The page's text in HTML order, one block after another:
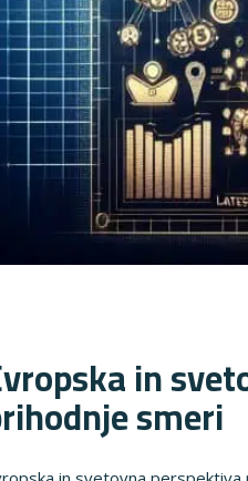
in
smeri